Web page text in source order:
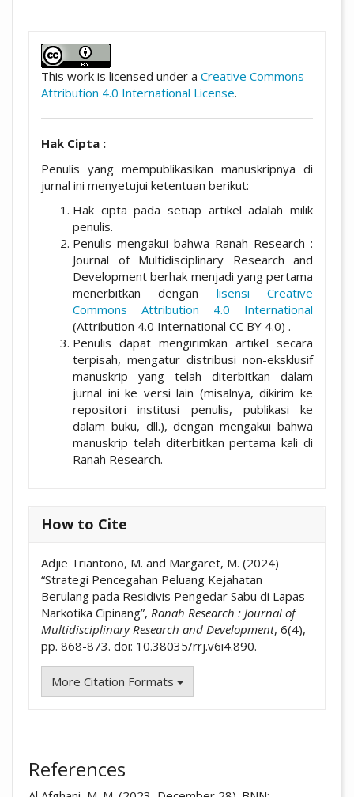
This work is licensed under a Creative Commons
Attribution 4.0 International License.
Hak Cipta :
Penulis yang mempublikasikan manuskripnya di
jurnal ini menyetujui ketentuan berikut:
Hak cipta pada setiap artikel adalah milik
penulis.
Penulis mengakui bahwa Ranah Research :
Journal of Multidisciplinary Research and
Development berhak menjadi yang pertama
menerbitkan dengan lisensi Creative
Commons Attribution 4.0 International
(Attribution 4.0 International CC BY 4.0) .
Penulis dapat mengirimkan artikel secara
terpisah, mengatur distribusi non-eksklusif
manuskrip yang telah diterbitkan dalam
jurnal ini ke versi lain (misalnya, dikirim ke
repositori institusi penulis, publikasi ke
dalam buku, dll.), dengan mengakui bahwa
manuskrip telah diterbitkan pertama kali di
Ranah Research.
How to Cite
Adjie Triantono, M. and Margaret, M. (2024)
“Strategi Pencegahan Peluang Kejahatan
Berulang pada Residivis Pengedar Sabu di Lapas
Narkotika Cipinang”, Ranah Research : Journal of
Multidisciplinary Research and Development, 6(4),
pp. 868-873. doi: 10.38035/rrj.v6i4.890.
More Citation Formats
References